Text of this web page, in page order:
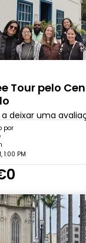
Tour pelo
deixar uma
por
1:00 PM